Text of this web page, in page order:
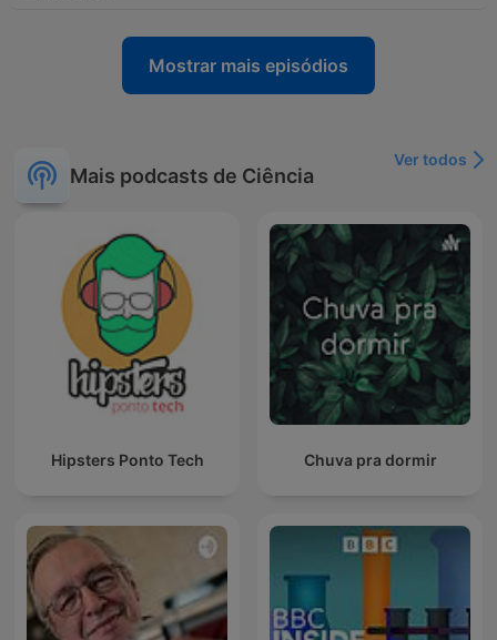
Mostrar mais episódios
Mais podcasts de Ciência
Ver todos
Hipsters Ponto Tech Chuva pra dormir